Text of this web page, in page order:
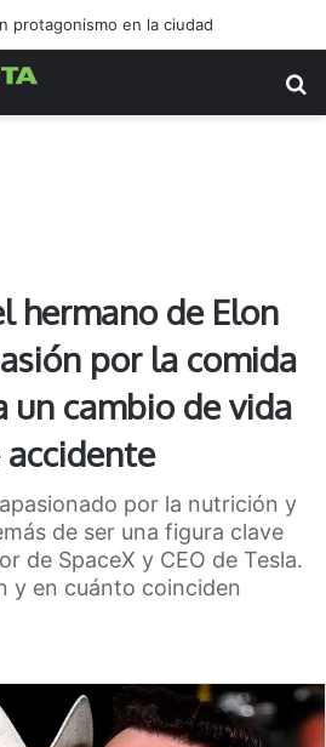
protagonismo en la ciudad
hermano de Elon
por la comida
un cambio de vida
por la nutrición y
de ser una figura clave
de SpaceX y CEO de Tesla.
y en cuánto coinciden